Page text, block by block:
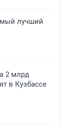
лучший
2 млрд
в Кузбассе